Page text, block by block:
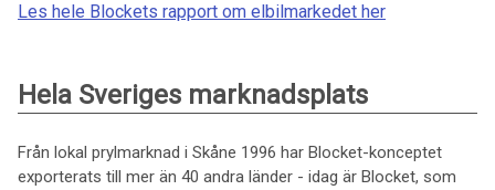
Les hele Blockets rapport om elbilmarkedet her
Hela Sveriges marknadsplats
Från lokal prylmarknad i Skåne 1996 har Blocket-konceptet
exporterats till mer än 40 andra länder - idag är Blocket, som